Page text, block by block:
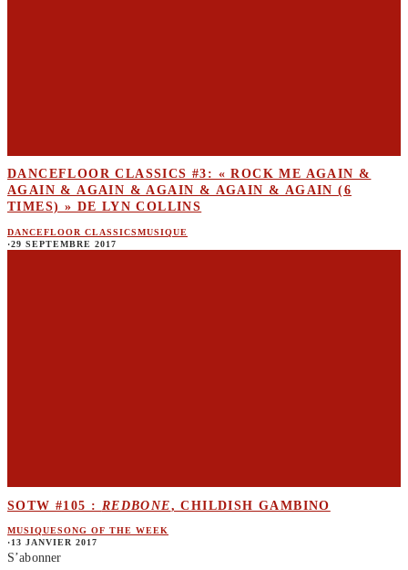
DANCEFLOOR CLASSICS #3: « ROCK ME AGAIN &
AGAIN & AGAIN & AGAIN & AGAIN & AGAIN (6
TIMES) » DE LYN COLLINS
DANCEFLOOR CLASSICSMUSIQUE
·29 SEPTEMBRE 2017
SOTW #105 : REDBONE, CHILDISH GAMBINO
MUSIQUESONG OF THE WEEK
·13 JANVIER 2017
S’abonner